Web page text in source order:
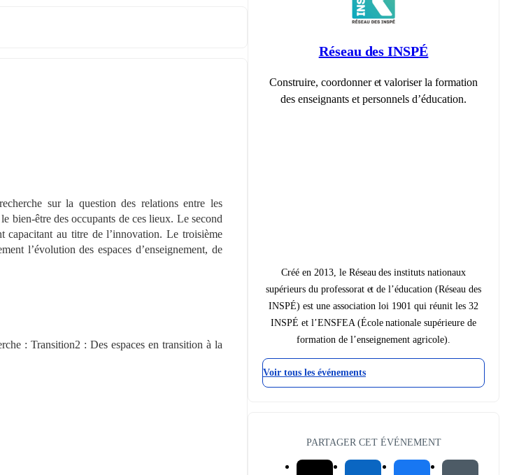
sur la question des relations entre les
bien-être des occupants de ces lieux. Le second
capacitant au titre de l’innovation. Le troisième
l’évolution des espaces d’enseignement, de
: Transition2 : Des espaces en transition à la
Réseau des INSPÉ
Construire, coordonner et valoriser la formation
des enseignants et personnels d’éducation.
Créé en 2013, le Réseau des instituts nationaux
supérieurs du professorat et de l’éducation (Réseau des
INSPÉ) est une association loi 1901 qui réunit les 32
INSPÉ et l’ENSFEA (École nationale supérieure de
formation de l’enseignement agricole).
Voir tous les événements
PARTAGER CET ÉVÉNEMENT